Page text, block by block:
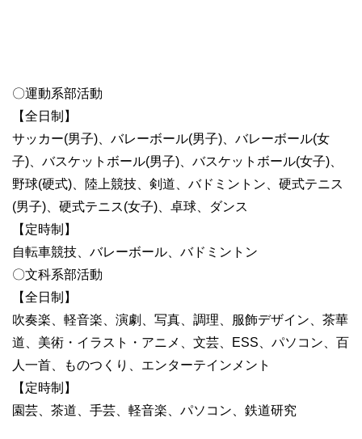
〇運動系部活動
【全日制】
サッカー(男子)、バレーボール(男子)、バレーボール(女
子)、バスケットボール(男子)、バスケットボール(女子)、
野球(硬式)、陸上競技、剣道、バドミントン、硬式テニス
(男子)、硬式テニス(女子)、卓球、ダンス
【定時制】
自転車競技、バレーボール、バドミントン
〇文科系部活動
【全日制】
吹奏楽、軽音楽、演劇、写真、調理、服飾デザイン、茶華
道、美術・イラスト・アニメ、文芸、ESS、パソコン、百
人一首、ものつくり、エンターテインメント
【定時制】
園芸、茶道、手芸、軽音楽、パソコン、鉄道研究